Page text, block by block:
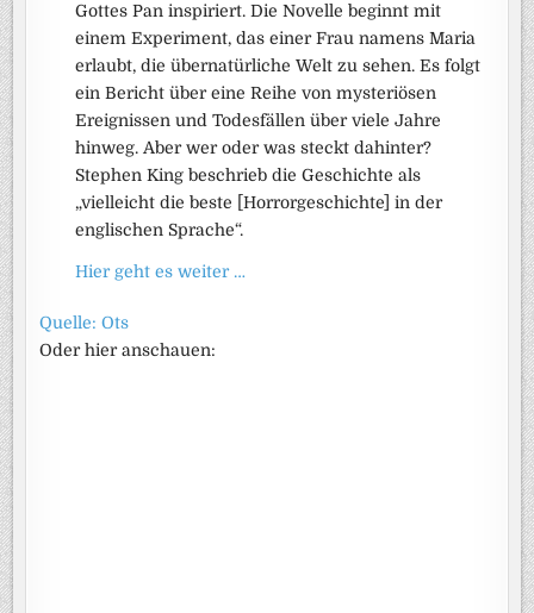
Gottes Pan inspiriert. Die Novelle beginnt mit
einem Experiment, das einer Frau namens Maria
erlaubt, die übernatürliche Welt zu sehen. Es folgt
ein Bericht über eine Reihe von mysteriösen
Ereignissen und Todesfällen über viele Jahre
hinweg. Aber wer oder was steckt dahinter?
Stephen King beschrieb die Geschichte als
„vielleicht die beste [Horrorgeschichte] in der
englischen Sprache“.
Hier geht es weiter …
Quelle: Ots
Oder hier anschauen: